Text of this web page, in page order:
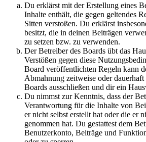
Du erklärst mit der Erstellung eines
Inhalte enthält, die gegen geltendes
Sitten verstoßen. Du erklärst
besitzt, die in deinen Beiträgen
zu setzen bzw. zu verwenden.
Der Betreiber des Boards übt das
Verstößen gegen diese
Board veröffentlichten Regeln kann
Abmahnung zeitweise oder
Boards ausschließen und dir ein
Du nimmst zur Kenntnis, dass der
Verantwortung für die Inhalte von
er nicht selbst erstellt hat oder die er
genommen hat. Du gestattest dem
Benutzerkonto, Beiträge und